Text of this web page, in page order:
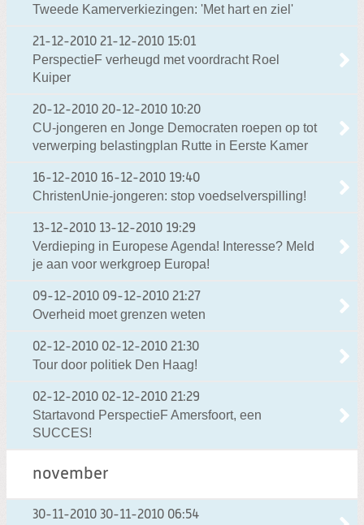
Tweede Kamerverkiezingen: 'Met hart en ziel'
21-12-2010 21-12-2010 15:01
PerspectieF verheugd met voordracht Roel
Kuiper
20-12-2010 20-12-2010 10:20
CU-jongeren en Jonge Democraten roepen op tot
verwerping belastingplan Rutte in Eerste Kamer
16-12-2010 16-12-2010 19:40
ChristenUnie-jongeren: stop voedselverspilling!
13-12-2010 13-12-2010 19:29
Verdieping in Europese Agenda! Interesse? Meld
je aan voor werkgroep Europa!
09-12-2010 09-12-2010 21:27
Overheid moet grenzen weten
02-12-2010 02-12-2010 21:30
Tour door politiek Den Haag!
02-12-2010 02-12-2010 21:29
Startavond PerspectieF Amersfoort, een
SUCCES!
november
30-11-2010 30-11-2010 06:54